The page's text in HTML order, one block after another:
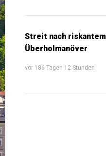
Streit nach riskantem
Überholmanöver
vor 186 Tagen 12 Stunden